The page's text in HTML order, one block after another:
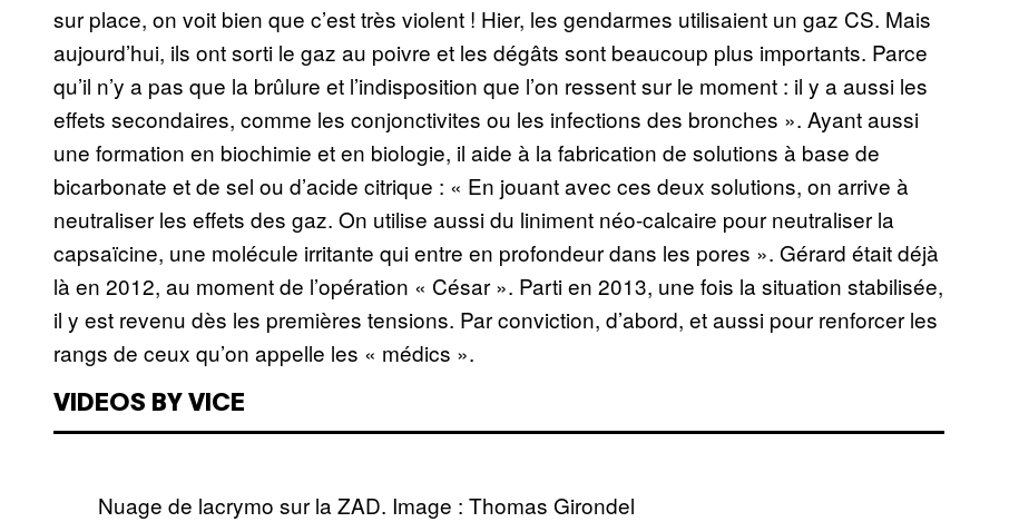
sur place, on voit bien que c’est très violent ! Hier, les gendarmes utilisaient un gaz CS. Mais
aujourd’hui, ils ont sorti le gaz au poivre et les dégâts sont beaucoup plus importants. Parce
qu’il n’y a pas que la brûlure et l’indisposition que l’on ressent sur le moment : il y a aussi les
effets secondaires, comme les conjonctivites ou les infections des bronches ». Ayant aussi
une formation en biochimie et en biologie, il aide à la fabrication de solutions à base de
bicarbonate et de sel ou d’acide citrique : « En jouant avec ces deux solutions, on arrive à
neutraliser les effets des gaz. On utilise aussi du liniment néo-calcaire pour neutraliser la
capsaïcine, une molécule irritante qui entre en profondeur dans les pores ». Gérard était déjà
là en 2012, au moment de l’opération « César ». Parti en 2013, une fois la situation stabilisée,
il y est revenu dès les premières tensions. Par conviction, d’abord, et aussi pour renforcer les
rangs de ceux qu’on appelle les « médics ».
VIDEOS BY VICE
Nuage de lacrymo sur la ZAD. Image : Thomas Girondel